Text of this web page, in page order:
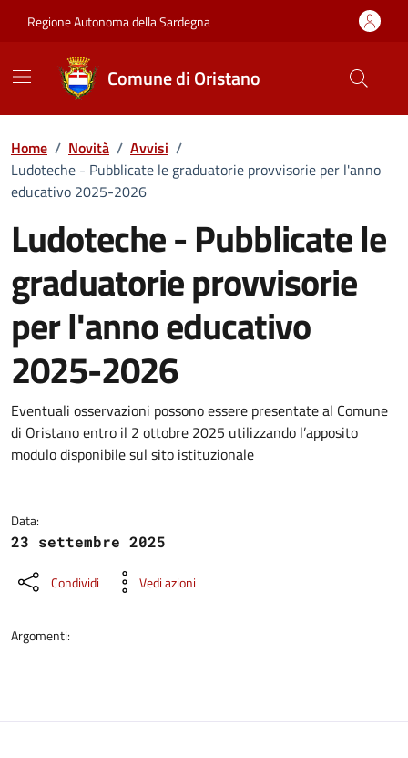
Regione Autonoma della Sardegna
Comune di Oristano
Home / Novità / Avvisi /
Ludoteche - Pubblicate le graduatorie provvisorie per l'anno
educativo 2025-2026
Ludoteche - Pubblicate le
graduatorie provvisorie
per l'anno educativo
2025-2026
Dettagli della notizia
Eventuali osservazioni possono essere presentate al Comune
di Oristano entro il 2 ottobre 2025 utilizzando l’apposito
modulo disponibile sul sito istituzionale
Data:
23 settembre 2025
Condividi Vedi azioni
Argomenti: